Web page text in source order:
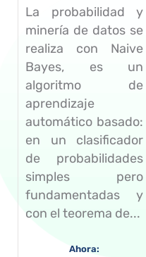
La probabilidad y
minería de datos se
realiza con Naive
Bayes, es un
algoritmo de
aprendizaje
automático basado:
en un clasificador
de probabilidades
simples pero
fundamentadas y
con el teorema de...